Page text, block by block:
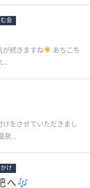
会
が続きますね
あちこち
…
をさせていただきまし
泉…
け
へ